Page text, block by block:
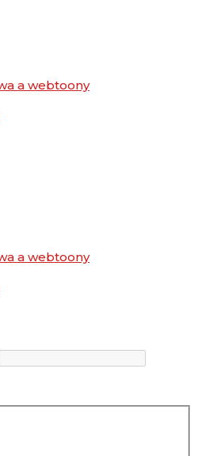
a webtoony
a webtoony